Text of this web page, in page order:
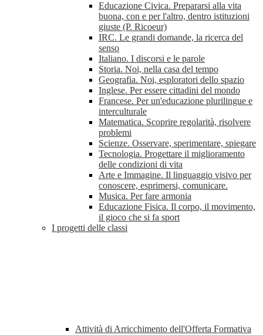
Educazione Civica. Prepararsi alla vita
buona, con e per l'altro, dentro istituzioni
giuste (P. Ricoeur)
IRC. Le grandi domande, la ricerca del
senso
Italiano. I discorsi e le parole
Storia. Noi, nella casa del tempo
Geografia. Noi, esploratori dello spazio
Inglese. Per essere cittadini del mondo
Francese. Per un'educazione plurilingue e
interculturale
Matematica. Scoprire regolarità, risolvere
problemi
Scienze. Osservare, sperimentare, spiegare
Tecnologia. Progettare il miglioramento
delle condizioni di vita
Arte e Immagine. Il linguaggio visivo per
conoscere, esprimersi, comunicare.
Musica. Per fare armonia
Educazione Fisica. Il corpo, il movimento,
il gioco che si fa sport
I progetti delle classi
Attività di Arricchimento dell'Offerta Formativa